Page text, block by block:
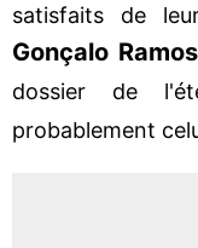
satisfaits de
Gonçalo Ramos
dossier de
probablement